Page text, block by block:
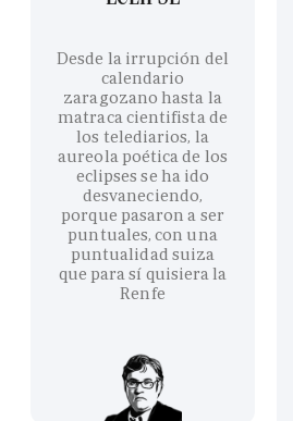
Desde la irrupción del
calendario
zaragozano hasta la
matraca cientifista de
los telediarios, la
aureola poética de los
eclipses se ha ido
desvaneciendo,
porque pasaron a ser
puntuales, con una
puntualidad suiza
que para sí quisiera la
Renfe